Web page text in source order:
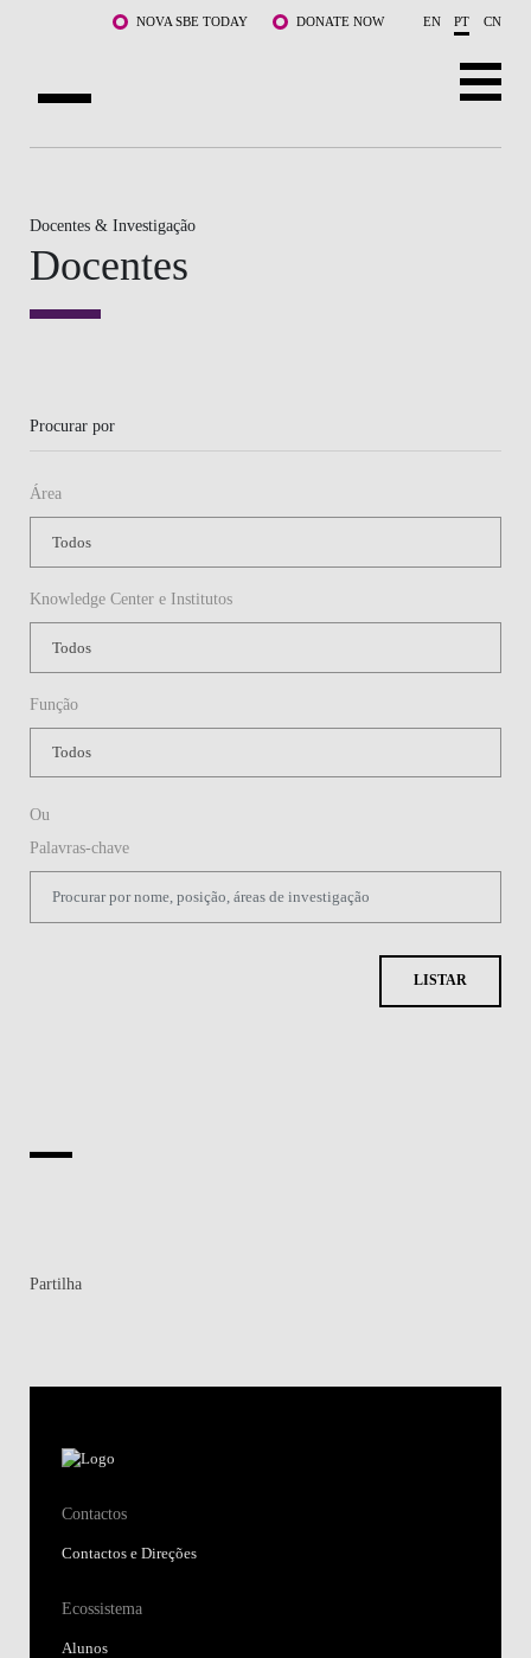
Saltar para o conteúdo principalNOVA SBE TODAY DONATE NOW EN PT CN
CURSOS
DOCENTES E INVESTIGAÇÃO
COMUNIDADE
WHAT'S HAPPENING
Docentes & Investigação
Docentes
Procurar por
Área
Knowledge Center e Institutos
Função
Ou
Palavras-chave
LISTAR
Partilha
Contactos
Contactos e Direções
Ecossistema
Alunos